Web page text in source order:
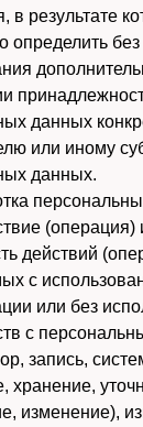
в результате
определить без
данных
или иному
данных.
(операция)
действий
с
или без
с
запись,
хранение,
изменение),